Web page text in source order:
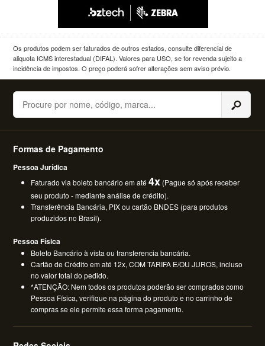
Os produtos podem ser faturados de outros estados, consulte diferencial de
aliquota ICMS interestadual (DIFAL). Valores para USO, se for revenda sujeito a
incidência de impostos. O preço poderá sofrer alterações sem aviso prévio.
Buscar
Formas de Pagamento
Pessoa Jurídica
Faturado via boleto bancário em até4x (Pague só após receber
seu produto - mediante análise de crédito).
Transferência Bancária, PIX ou cartão BNDES (para produtos
produzidos no Brasil).
Pessoa Física
Boleto Bancário à vista ou transferencia bancária.
Cartão de Crédito em até 12x, COM TARIFA E/OU JUROS, incluso
no valor total do pedido.
*ATENÇÃO: Nem todos os produtos poderão ser comprados como
Pessoa Física, verifique na página do produto e no carrinho de
compras se ele permite essa forma pagamento.